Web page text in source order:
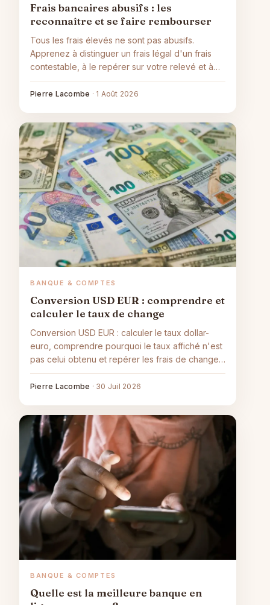
Frais bancaires abusifs : les
reconnaître et se faire rembourser
Tous les frais élevés ne sont pas abusifs.
Apprenez à distinguer un frais légal d'un frais
contestable, à le repérer sur votre relevé et à
activer les bons recours pour vous faire
rembourser.
Pierre Lacombe · 1 Août 2026
BANQUE & COMPTES
Conversion USD EUR : comprendre et
calculer le taux de change
Conversion USD EUR : calculer le taux dollar-
euro, comprendre pourquoi le taux affiché n'est
pas celui obtenu et repérer les frais de change
cachés.
Pierre Lacombe · 30 Juil 2026
BANQUE & COMPTES
Quelle est la meilleure banque en